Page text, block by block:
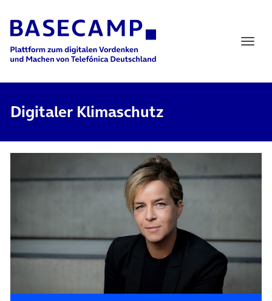
Main Navigation
Digitaler Klimaschutz